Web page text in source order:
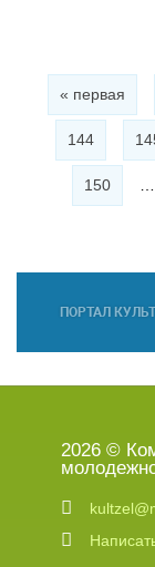
« первая
144
150
2026 ©